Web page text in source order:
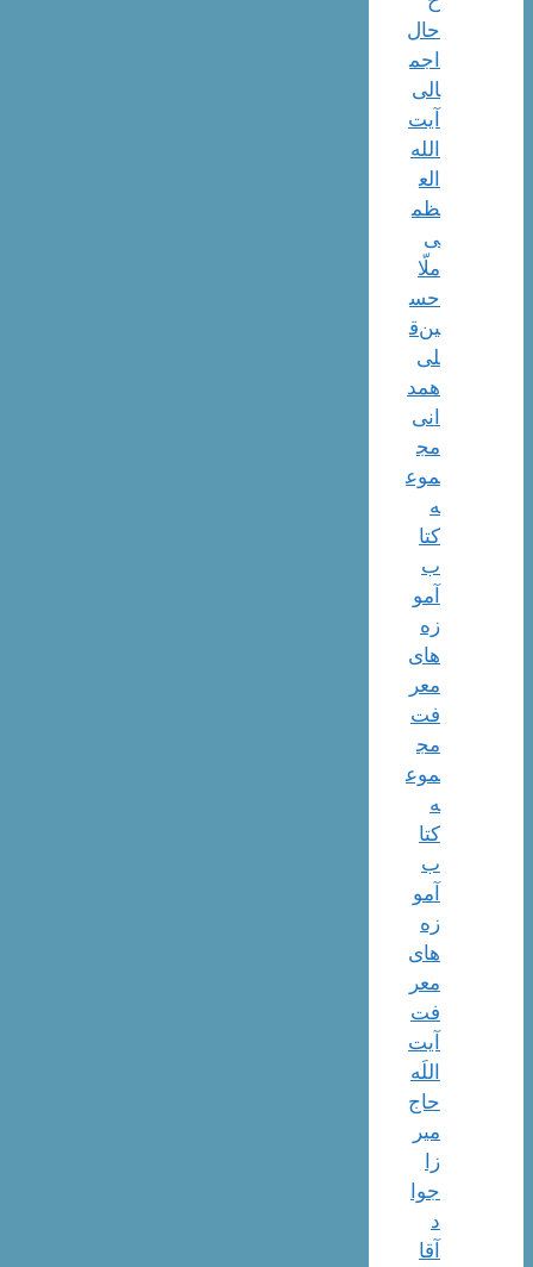
حال
اجم
الی
آیت‌
الله‌
الع
ظم
ی
ملّا
حس
ین‌ق
لی
همد
انی
مج
موع
ه
کتا
ب
آمو
زه
های
معر
فت
مج
موع
ه
کتا
ب
آمو
زه
های
معر
فت
آیت
اللَه
حاج
میر
زا
جوا
آقا